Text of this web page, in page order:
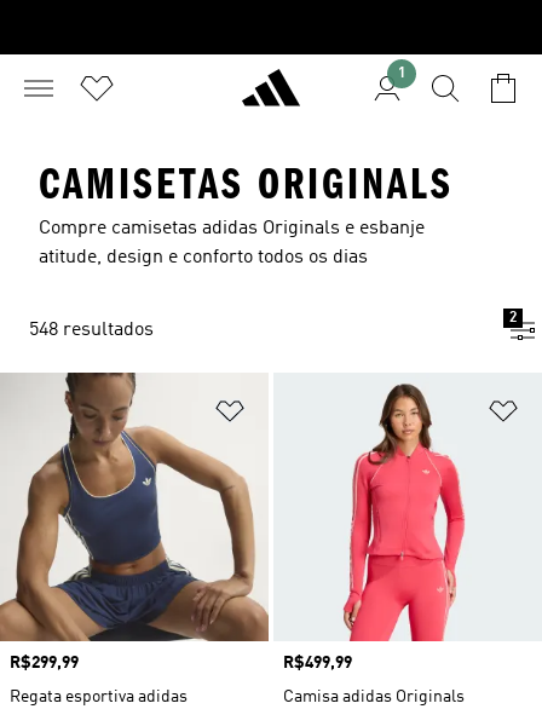
1
CAMISETAS ORIGINALS
Compre camisetas adidas Originals e esbanje
atitude, design e conforto todos os dias
548 resultados
2
Adicionar à Lista de Desejos
Preço
R$299,99
Regata esportiva adidas
Preço
R$499,99
Camisa adidas Originals